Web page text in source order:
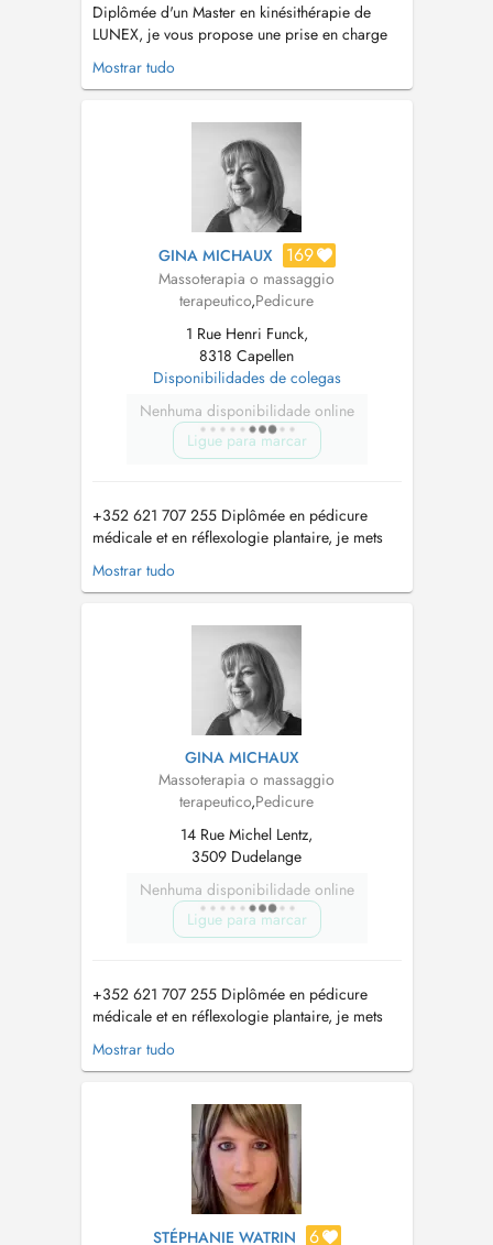
Diplômée d'un Master en kinésithérapie de
LUNEX, je vous propose une prise en charge
individualisée fondée sur l'écoute, et
l'adaptation du traitement à vos besoins
des bases en allemand. J'accompagne dans le
traitement des pathologies : -orthop...
Mostrar tudo
GINA MICHAUX 169
Massoterapia o massaggio
terapeutico,Pedicure
1 Rue Henri Funck,
8318 Capellen
Disponibilidades de colegas
Nenhuma disponibilidade online
Ligue para marcar
+352 621 707 255 Diplômée en pédicure
médicale et en réflexologie plantaire, je mets
mes compétences au service de votre bien-être
global. Ancienne aide-soignante, jai à cœur
professionnel et personnalisé. Je propose
également différents massages relaxants, don...
Mostrar tudo
GINA MICHAUX
Massoterapia o massaggio
terapeutico,Pedicure
14 Rue Michel Lentz,
3509 Dudelange
Nenhuma disponibilidade online
Ligue para marcar
+352 621 707 255 Diplômée en pédicure
médicale et en réflexologie plantaire, je mets
mes compétences au service de votre bien-être
global. Ancienne aide-soignante, jai à cœur
professionnel et personnalisé. Je propose
également différents massages relaxants, don...
Mostrar tudo
STÉPHANIE WATRIN 6